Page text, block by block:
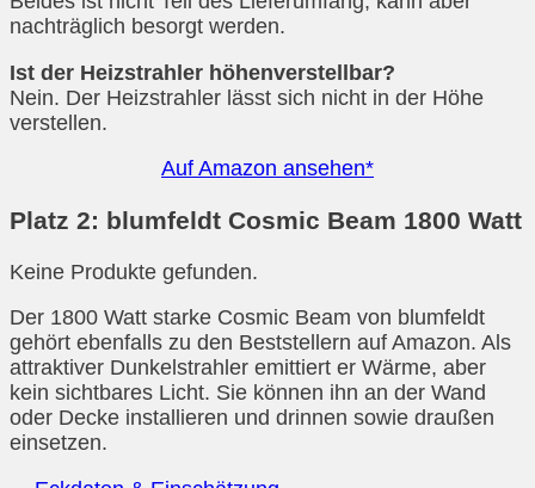
nachträglich besorgt werden.
Ist der Heizstrahler höhenverstellbar?
Nein. Der Heizstrahler lässt sich nicht in der Höhe
verstellen.
Auf Amazon ansehen*
Platz 2: blumfeldt Cosmic Beam 1800 Watt
Keine Produkte gefunden.
Der 1800 Watt starke Cosmic Beam von blumfeldt
gehört ebenfalls zu den Beststellern auf Amazon. Als
attraktiver Dunkelstrahler emittiert er Wärme, aber
kein sichtbares Licht. Sie können ihn an der Wand
oder Decke installieren und drinnen sowie draußen
einsetzen.